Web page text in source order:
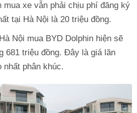
mua xe vẫn phải chịu phí đăng ký
tại Hà Nội là 20 triệu đồng.
Nội mua BYD Dolphin hiện sẽ
681 triệu đồng. Đây là giá lăn
nhất phân khúc.